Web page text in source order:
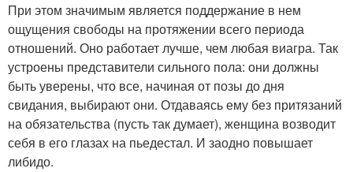
При этом значимым является поддержание в нем
ощущения свободы на протяжении всего периода
отношений. Оно работает лучше, чем любая виагра. Так
устроены представители сильного пола: они должны
быть уверены, что все, начиная от позы до дня
свидания, выбирают они. Отдаваясь ему без притязаний
на обязательства (пусть так думает), женщина возводит
себя в его глазах на пьедестал. И заодно повышает
либидо.